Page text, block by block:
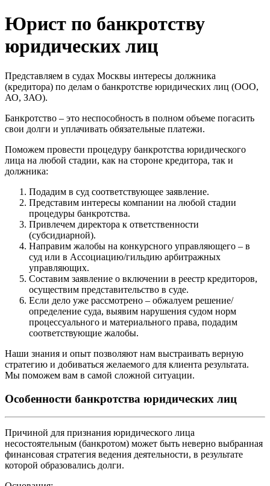
Юрист по банкротству
юридических лиц
Представляем в судах Москвы интересы должника
(кредитора) по делам о банкротстве юридических лиц (ООО,
АО, ЗАО).
Банкротство – это неспособность в полном объеме погасить
свои долги и уплачивать обязательные платежи.
Поможем провести процедуру банкротства юридического
лица на любой стадии, как на стороне кредитора, так и
должника:
Подадим в суд соответствующее заявление.
Представим интересы компании на любой стадии
процедуры банкротства.
Привлечем директора к ответственности
(субсидиарной).
Направим жалобы на конкурсного управляющего – в
суд или в Ассоциацию/гильдию арбитражных
управляющих.
Составим заявление о включении в реестр кредиторов,
осуществим представительство в суде.
Если дело уже рассмотрено – обжалуем решение/
определение суда, выявим нарушения судом норм
процессуального и материального права, подадим
соответствующие жалобы.
Наши знания и опыт позволяют нам выстраивать верную
стратегию и добиваться желаемого для клиента результата.
Мы поможем вам в самой сложной ситуации.
Особенности банкротства юридических лиц
Причиной для признания юридического лица
несостоятельным (банкротом) может быть неверно выбранная
финансовая стратегия ведения деятельности, в результате
которой образовались долги.